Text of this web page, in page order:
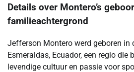
Details over Montero’s
familieachtergrond
Jefferson Montero werd geboren in
Esmeraldas, Ecuador, een regio die
levendige cultuur en passie voor